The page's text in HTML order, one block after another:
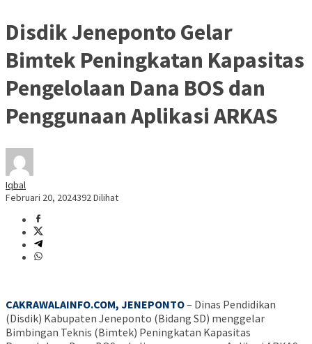
Disdik Jeneponto Gelar
Bimtek Peningkatan Kapasitas
Pengelolaan Dana BOS dan
Penggunaan Aplikasi ARKAS
Iqbal
Februari 20, 2024392 Dilihat
CAKRAWALAINFO.COM, JENEPONTO– Dinas Pendidikan
(Disdik) Kabupaten Jeneponto (Bidang SD) menggelar
Bimbingan Teknis (Bimtek) Peningkatan Kapasitas